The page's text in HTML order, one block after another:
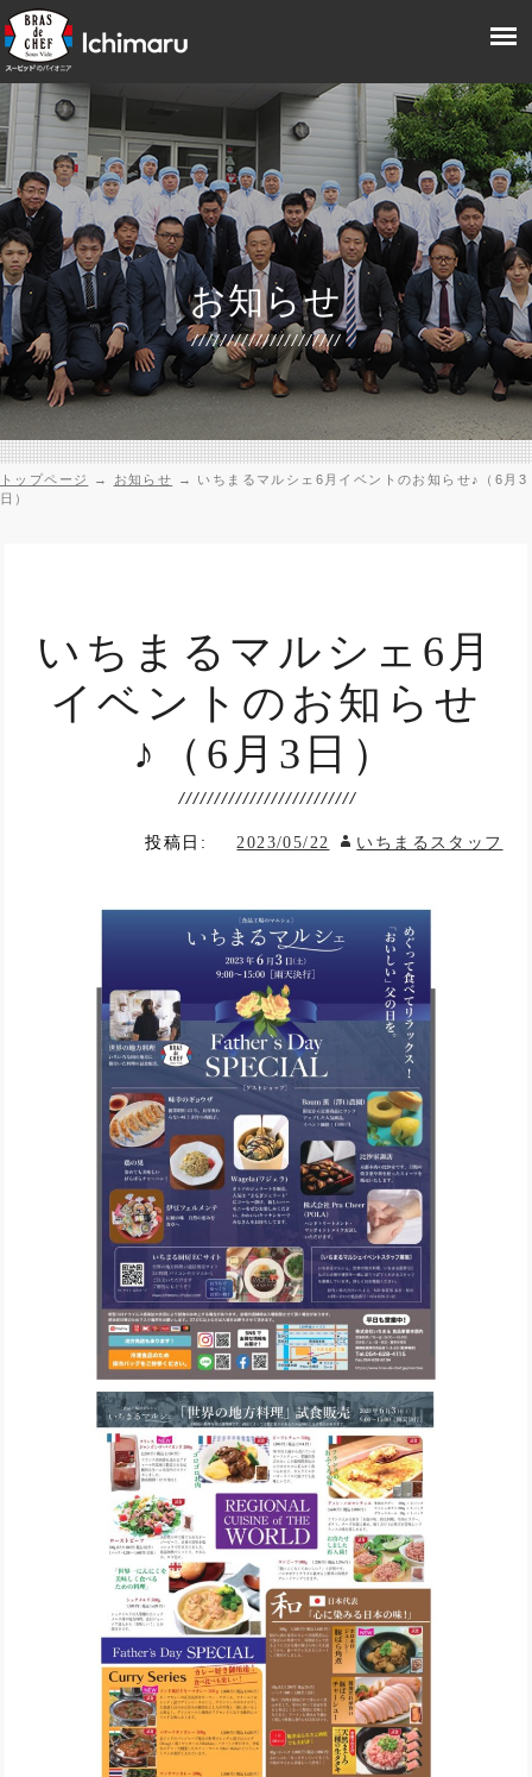
お知らせ
トップページ → お知らせ → いちまるマルシェ6月イベントのお知らせ♪（6月3
日）
いちまるマルシェ6月
イベントのお知らせ
♪（6月3日）
投稿日: 2023/05/22 いちまるスタッフ